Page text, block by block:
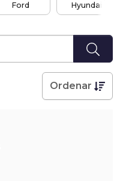
Ford Hyundai
Ordenar